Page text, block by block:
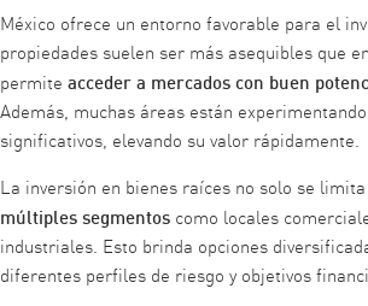
México ofrece un entorno favorable para el
propiedades suelen ser más asequibles que
permite acceder a mercados con buen
Además, muchas áreas están
significativos, elevando su valor rápidamente.
La inversión en bienes raíces no solo se
múltiples segmentos como locales
industriales. Esto brinda opciones
diferentes perfiles de riesgo y objetivos